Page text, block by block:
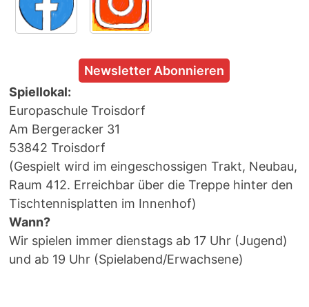
Newsletter Abonnieren
Spiellokal:
Europaschule Troisdorf
Am Bergeracker 31
53842 Troisdorf
(Gespielt wird im eingeschossigen Trakt, Neubau,
Raum 412. Erreichbar über die Treppe hinter den
Tischtennisplatten im Innenhof)
Wann?
Wir spielen immer dienstags ab 17 Uhr (Jugend)
und ab 19 Uhr (Spielabend/Erwachsene)